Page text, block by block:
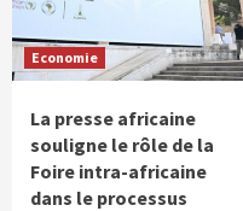
Economie
La presse africaine
souligne le rôle de la
Foire intra-africaine
dans le processus